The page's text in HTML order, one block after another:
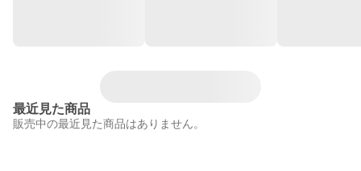
最近見た商品
販売中の最近見た商品はありません。